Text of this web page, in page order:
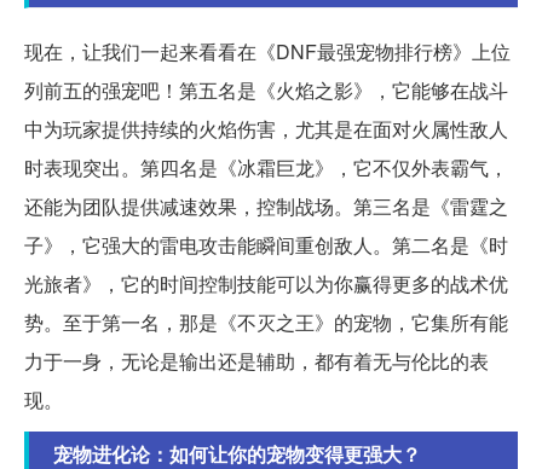
现在，让我们一起来看看在《DNF最强宠物排行榜》上位
列前五的强宠吧！第五名是《火焰之影》，它能够在战斗
中为玩家提供持续的火焰伤害，尤其是在面对火属性敌人
时表现突出。第四名是《冰霜巨龙》，它不仅外表霸气，
还能为团队提供减速效果，控制战场。第三名是《雷霆之
子》，它强大的雷电攻击能瞬间重创敌人。第二名是《时
光旅者》，它的时间控制技能可以为你赢得更多的战术优
势。至于第一名，那是《不灭之王》的宠物，它集所有能
力于一身，无论是输出还是辅助，都有着无与伦比的表
现。
宠物进化论：如何让你的宠物变得更强大？